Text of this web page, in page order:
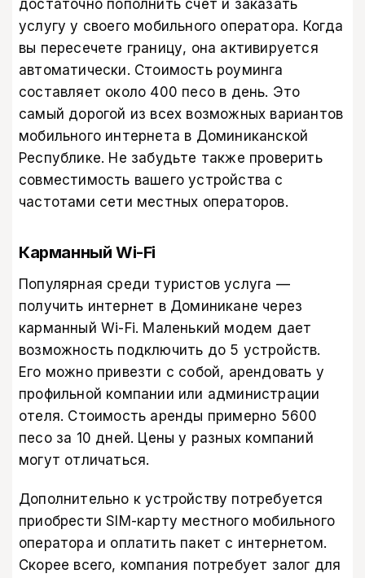
достаточно пополнить счет и заказать
услугу у своего мобильного оператора. Когда
вы пересечете границу, она активируется
автоматически. Стоимость роуминга
составляет около 400 песо в день. Это
самый дорогой из всех возможных вариантов
мобильного интернета в Доминиканской
Республике. Не забудьте также проверить
совместимость вашего устройства с
частотами сети местных операторов.
Карманный Wi-Fi​
Популярная среди туристов услуга —
получить интернет в Доминикане через
карманный Wi-Fi​. Маленький модем дает
возможность подключить до 5 устройств.
Его можно привезти с собой, арендовать у
профильной компании или администрации
отеля. Стоимость аренды примерно 5600
песо за 10 дней. Цены у разных компаний
могут отличаться.
Дополнительно к устройству потребуется
приобрести SIM-карту местного мобильного
оператора и оплатить пакет с интернетом.
Скорее всего, компания потребует залог для